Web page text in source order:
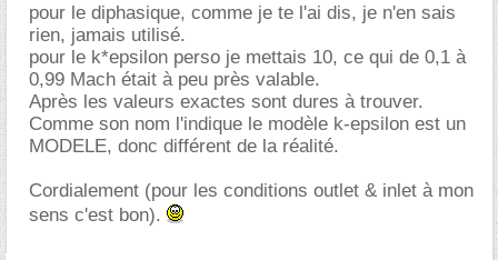
pour le diphasique, comme je te l'ai dis, je n'en sais
rien, jamais utilisé.
pour le k*epsilon perso je mettais 10, ce qui de 0,1 à
0,99 Mach était à peu près valable.
Après les valeurs exactes sont dures à trouver.
Comme son nom l'indique le modèle k-epsilon est un
MODELE, donc différent de la réalité.
Cordialement (pour les conditions outlet & inlet à mon
sens c'est bon).